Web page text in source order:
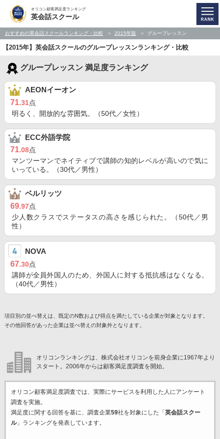
オリコン顧客満足度ランキング
英会話スクール
おすすめの英会話スクールランキング・比較 2015年版 グループレッスン
【2015年】英会話スクールのグループレッスンランキング・比較
グループレッスン 満足度ランキング
AEONイーオン
71.31点
明るく、開放的な雰囲気。（50代／女性）
ECC外語学院
71.08点
マンツーマンでネイティブで講師の知的レベルが高いので気に
いっている。（30代／男性）
ベルリッツ
69.97点
少人数クラスでステータスの高さを感じられた。（50代／男
性）
NOVA
67.30点
講師が全員外国人のため、外国人に対する抵抗感はなくなる。
（40代／男性）
項目別の並べ替えは、既定のN数および得点を満たしている企業が対象となります。
その他回答があった企業は並べ替えの対象外となります。
オリコンランキングは、株式会社オリコンを前身企業に1967年より
スタート。2006年からは顧客満足度調査を開始。
オリコン顧客満足度調査では、実際にサービスを利用した 人にアンケート
調査を実施。
満足度に関する回答を基に、調査企業59社を対象にした「 英会話スクー
ル」ランキングを発表しています。